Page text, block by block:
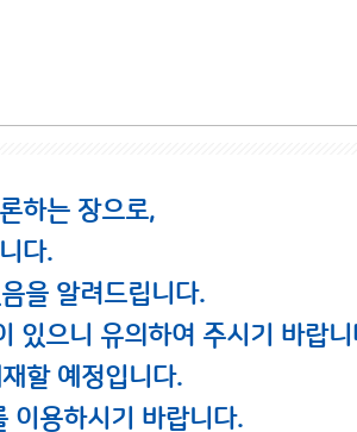
하는 장으로,
다.
을 알려드립니다.
있으니 유의하여 주시기 바랍니
할 예정입니다.
이용하시기 바랍니다.